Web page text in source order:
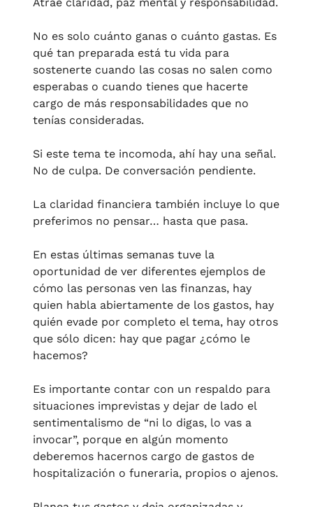
No es solo cuánto ganas o cuánto gastas. Es
qué tan preparada está tu vida para
sostenerte cuando las cosas no salen como
esperabas o cuando tienes que hacerte
cargo de más responsabilidades que no
tenías consideradas.
Si este tema te incomoda, ahí hay una señal.
No de culpa. De conversación pendiente.
La claridad financiera también incluye lo que
preferimos no pensar… hasta que pasa.
En estas últimas semanas tuve la
oportunidad de ver diferentes ejemplos de
cómo las personas ven las finanzas, hay
quien habla abiertamente de los gastos, hay
quién evade por completo el tema, hay otros
que sólo dicen: hay que pagar ¿cómo le
hacemos?
Es importante contar con un respaldo para
situaciones imprevistas y dejar de lado el
sentimentalismo de “ni lo digas, lo vas a
invocar”, porque en algún momento
deberemos hacernos cargo de gastos de